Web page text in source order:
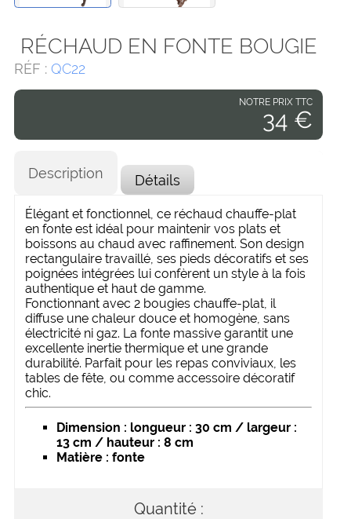
RÉCHAUD EN FONTE BOUGIE
RÉF : QC22
NOTRE PRIX TTC
34 €
Description Détails
Élégant et fonctionnel, ce réchaud chauffe-plat
en fonte est idéal pour maintenir vos plats et
boissons au chaud avec raffinement. Son design
rectangulaire travaillé, ses pieds décoratifs et ses
poignées intégrées lui confèrent un style à la fois
authentique et haut de gamme.
Fonctionnant avec 2 bougies chauffe-plat, il
diffuse une chaleur douce et homogène, sans
électricité ni gaz. La fonte massive garantit une
excellente inertie thermique et une grande
durabilité. Parfait pour les repas conviviaux, les
tables de fête, ou comme accessoire décoratif
chic.
dimension : longueur : 30 cm / largeur :
13 cm / hauteur : 8 cm
matière : fonte
Quantité :